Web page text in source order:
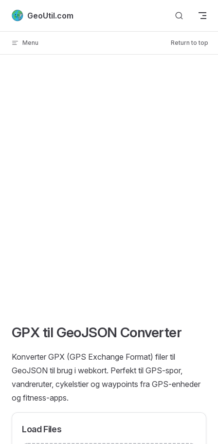
Skip to content
GeoUtil.com
Menu Return to top
GPX til GeoJSON Converter
Konverter GPX (GPS Exchange Format) filer til
GeoJSON til brug i webkort. Perfekt til GPS-spor,
vandreruter, cykelstier og waypoints fra GPS-enheder
og fitness-apps.
Load Files